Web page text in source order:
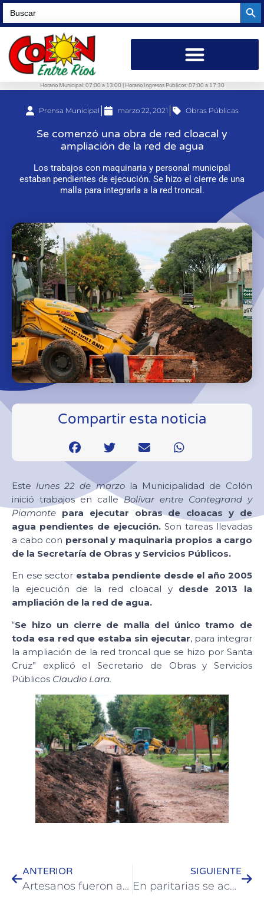
Search
for:
Horario Municipal: 07:00 a 13:00 | Horario Ingresos Públicos: 07:00 a 17:30
Prensa Municipal marzo 22, 2021 Obras Públicas
Se comenzó una obra de red cloacal y
ampliación de la red de agua
Los trabajos con maquinaria y personal municipal
estaban pendientes de ejecución. Se hizo el cierre de una
malla para integrarla a la red troncal.
Compartir esta noticia
Estelunes 22 de marzola Municipalidad de Colón
inició trabajos en calleBolívar entre Contegrand y
Piamonte para ejecutar obras de cloacas y de
agua pendientes de ejecución. Son tareas llevadas
a cabo con personal y maquinaria propios a cargo
de la Secretaría de Obras y Servicios Públicos.
En ese sector estaba pendiente desde el año 2005
la ejecución de la red cloacal y desde 2013 la
ampliación de la red de agua.
“Se hizo un cierre de malla del único tramo de
toda esa red que estaba sin ejecutar, para integrar
la ampliación de la red troncal que se hizo por Santa
Cruz” explicó el Secretario de Obras y Servicios
Públicos Claudio Lara.
ANTERIOR
Artesanos fueron agasajados en su día y participaron de un encuentro en Colón
SIGUIENTE
En paritarias se acordó con los gremios un 15% de incremento salarial a los trabajadores municipales de Colón